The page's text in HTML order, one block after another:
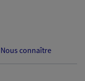
Nous connaître